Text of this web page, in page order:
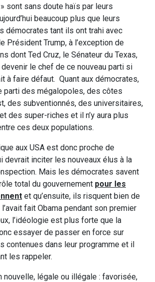
sont sans doute haïs par leurs
beaucoup plus que leurs
démocrates tant ils ont trahi avec
Président Trump, à l’exception de
dont Ted Cruz, le Sénateur du Texas,
le chef de ce nouveau parti si
à faire défaut. Quant aux démocrates,
parti des mégalopoles, des côtes
des subventionnés, des universitaires,
des super-riches et il n’y aura plus
ces deux populations.
aux USA est donc proche de
devrait inciter les nouveaux élus à la
Mais les démocrates savent
total du gouvernement pour les
et qu’ensuite, ils risquent bien de
fait Obama pendant son premier
l’idéologie est plus forte que la
essayer de passer en force sur
contenues dans leur programme et il
les rappeler.
nouvelle, légale ou illégale : favorisée,